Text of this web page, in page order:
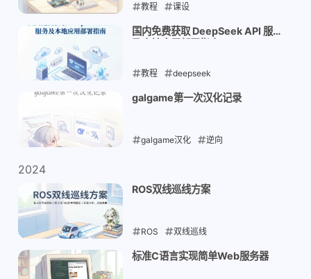
教程 课设
2025-06-10
国内免费获取 DeepSeek API 服务
教程 deepseek
2025-02-24
galgame第一次汉化记录
galgame汉化 逆向
2024
ROS双线巡线方案
ROS 双线巡线
2024-07-31
标准C语言实现简单Web服务器